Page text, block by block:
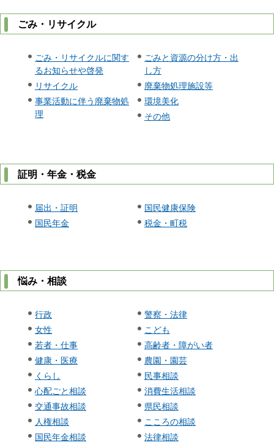
ごみ・リサイクル
ごみ・リサイクルに関す
るお知らせや啓発
ごみと資源の分け方・出
し方
リサイクル
廃棄物処理施設等
事業活動に伴う廃棄物処
理
環境美化
その他
証明・年金・税金
届出・証明
国民健康保険
国民年金
税金・町税
悩み・相談
行政
警察・法律
女性
こども
若者・仕事
高齢者・障がい者
健康・医療
農園・園芸
くらし
民事相談
心配ごと相談
消費生活相談
交通事故相談
県民相談
人権相談
こころの相談
国民年金相談
法律相談